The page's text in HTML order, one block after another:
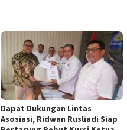
Dapat Dukungan Lintas
Asosiasi, Ridwan Rusliadi Siap